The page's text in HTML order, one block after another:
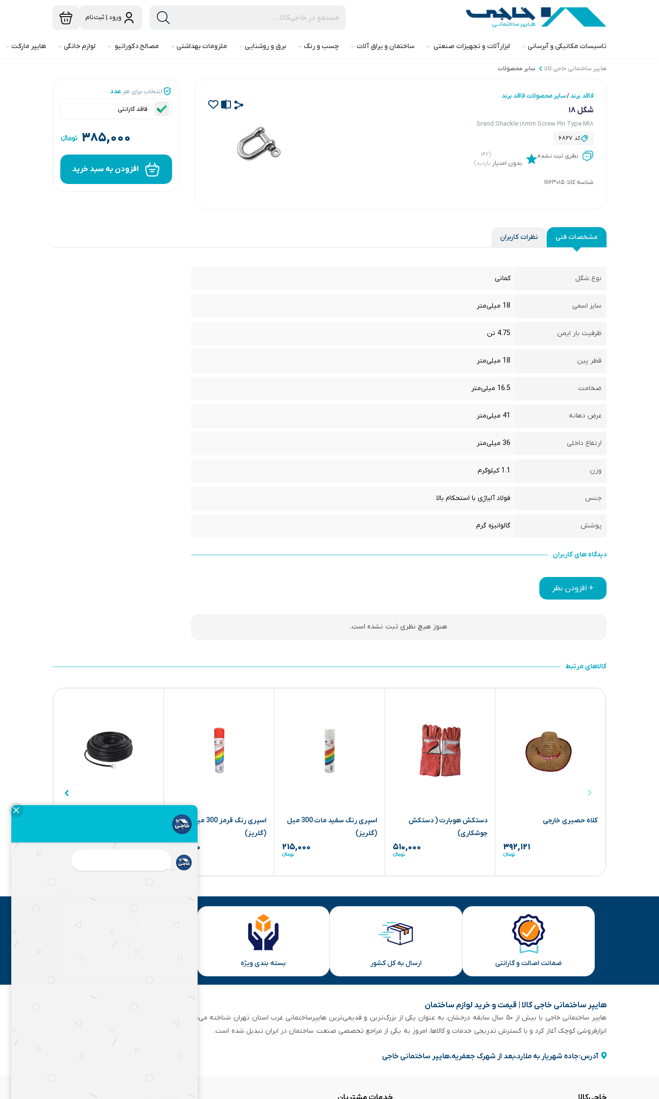
ورود | ثبت‌نام
تاسیسات مکانیکی و آبرسانی ابزارآلات و تجهیزات صنعتی ساختمان و یراق آلات چسب و رنگ برق و روشنایی ملزومات بهداشتی مصالح دکوراتیو لوازم خانگی هایپر مارکت
هایپر ساختمانی خاجی‌ کالا سایر محصولات
فاقد برند/سایر محصولات فاقد برند
شگل 18
brand Shackle 18mm Screw Pin Type M18
کد 6827
نظری ثبت نشده
بدون امتیاز
(۱۴۲
بازدید)
شناسه کالا: 11163015
انتخاب برای هر عدد
فاقد گارانتی
۳۸۵,۰۰۰
افزودن به سبد خرید
مشخصات فنی نظرات کاربران
نوع شگل کمانی
سایز اسمی 18 میلی‌متر
ظرفیت بار ایمن 4.75 تن
قطر پین 18 میلی‌متر
ضخامت 16.5 میلی‌متر
عرض دهانه 41 میلی‌متر
ارتفاع داخلی 36 میلی‌متر
وزن 1.1 کیلوگرم
جنس فولاد آلیاژی با استحکام بالا
پوشش گالوانیزه گرم
دیدگاه های کاربران
+ افزودن نظر
هنوز هیچ نظری ثبت نشده است.
کالاهای مرتبط
کلاه حصیری خارجی
۳۹۲,۱۲۱
دستکش هوبارت ( دستکش
جوشکاری)
۵۱۰,۰۰۰
اسپری رنگ سفید مات 300 میل
(گلریز)
۲۱۵,۰۰۰
اسپری رنگ قرمز 300 میل
(گلریز)
۲۱۵,۰۰۰
ضمانت اصالت و گارانتی ارسال به کل کشور بسته بندی ویژه
هایپر ساختمانی خاجی‌ کالا | قیمت و خرید لوازم ساختمان
هایپر ساختمانی خاجی‌ با بیش از ۵۰ سال سابقه‌ درخشان، به عنوان یکی از بزرگ‌ترین و قدیمی‌ترین هایپرساختمانی‌ غرب استان تهران شناخته می‌شود. این مجموعه بزرگ، فعالیت خود را از یک مغازه
ابزارفروشی کوچک آغاز کرد و با گسترش تدریجی خدمات و کالاها، امروز به یکی از مراجع تخصصی صنعت ساختمان در ایران تبدیل شده است.
آدرس:جاده شهریار به ملارد،بعد از شهرک جعفریه،هایپر ساختمانی خاجی